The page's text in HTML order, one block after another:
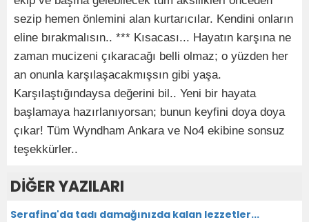
sezip hemen önlemini alan kurtarıcılar. Kendini onların
eline bırakmalısın.. *** Kısacası... Hayatın karşına ne
zaman mucizeni çıkaracağı belli olmaz; o yüzden her
an onunla karşılaşacakmışsın gibi yaşa.
Karşılaştığındaysa değerini bil.. Yeni bir hayata
başlamaya hazırlanıyorsan; bunun keyfini doya doya
çıkar! Tüm Wyndham Ankara ve No4 ekibine sonsuz
teşekkürler..
DİĞER YAZILARI
Serafina'da tadı damağınızda kalan lezzetler...